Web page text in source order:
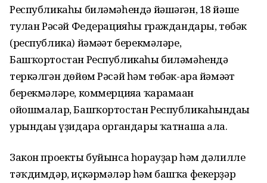
Республикаһы биләмәһендә йәшәгән, 18 йәше
тулған Рәсәй Федерацияһы граждандары, төбәк
(республика) йәмәғәт берекмәләре,
Башҡортостан Республикаһы биләмәһендә
теркәлгән дөйөм Рәсәй һәм төбәк-ара йәмәғәт
берекмәләре, коммерцияға ҡарамаған
ойошмалар, Башҡортостан Республикаһындағы
урындағы үҙидара органдары ҡатнаша ала.
Закон проекты буйынса һорауҙар һәм дәлилле
тәҡдимдәр, иҫкәрмәләр һәм башҡа фекерҙәр